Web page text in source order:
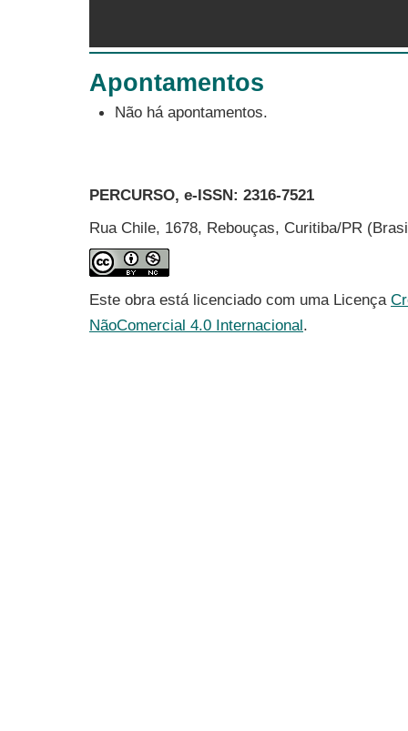
Apontamentos
Não há apontamentos.
PERCURSO, e-ISSN: 2316-7521
Rua Chile, 1678, Rebouças, Curitiba/PR
Este obra está licenciado com uma Licença
NãoComercial 4.0 Internacional.